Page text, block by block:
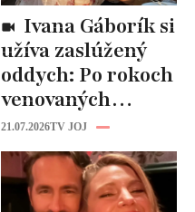
užíva zaslúžený
oddych: Po rokoch
venovaných
rodine prišiel čas
na seba
21.07.2026TV JOJ